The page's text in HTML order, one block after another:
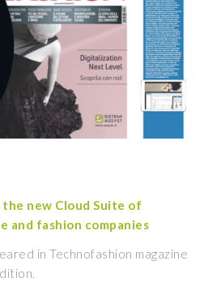
the new Cloud Suite of
and fashion companies
in Technofashion magazine